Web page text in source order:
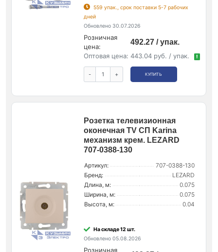
559 упак., срок поставки 5-7 рабочих
дней
Обновлено 30.07.2026
Розничная
цена:
492.27 / упак.
Оптовая цена: 443.04 руб. / упак. !
- + КУПИТЬ
Розетка телевизионная
оконечная TV СП Karina
механизм крем. LEZARD
707-0388-130
Артикул:
707-0388-130
Бренд:
LEZARD
Длина, м:
0.075
Ширина, м:
0.075
Высота, м:
0.04
На складе 12 шт.
Обновлено 05.08.2026
Розничная